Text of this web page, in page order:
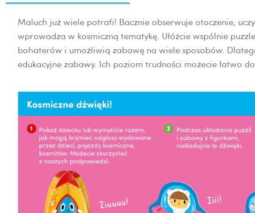
Maluch już wiele potrafi! Bacznie obserwuje otoczenie,
wprowadza w kosmiczną tematykę. Ułóżcie wspólnie
bohaterów i umożliwią zabawę na wiele sposobów.
edukacyjne zabawy. Ich poziom trudności możecie łatwo